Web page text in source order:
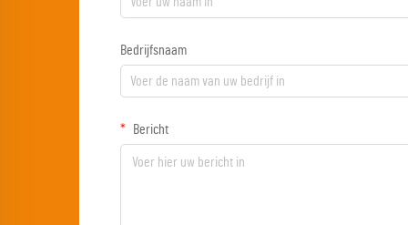
Bedrijfsnaam
Bericht